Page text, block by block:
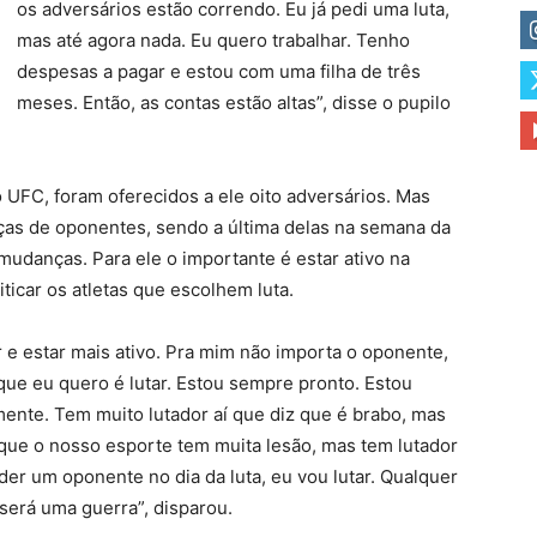
os adversários estão correndo. Eu já pedi uma luta,
mas até agora nada. Eu quero trabalhar. Tenho
despesas a pagar e estou com uma filha de três
meses. Então, as contas estão altas”, disse o pupilo
foram oferecidos a ele oito adversários. Mas
de oponentes, sendo a última delas na semana da
Para ele o importante é estar ativo na
os atletas que escolhem luta.
estar mais ativo. Pra mim não importa o oponente,
eu quero é lutar. Estou sempre pronto. Estou
Tem muito lutador aí que diz que é brabo, mas
o nosso esporte tem muita lesão, mas tem lutador
um oponente no dia da luta, eu vou lutar. Qualquer
uma guerra”, disparou.